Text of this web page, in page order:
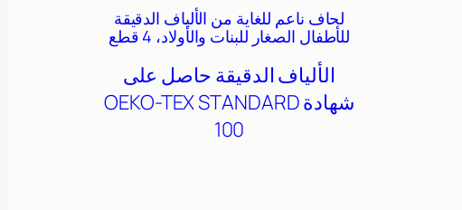
لحاف ناعم للغاية من الألياف الدقيقة
للأطفال الصغار للبنات والأولاد، 4 قطع
الألياف الدقيقة حاصل على
شهادة OEKO-TEX STANDARD
100